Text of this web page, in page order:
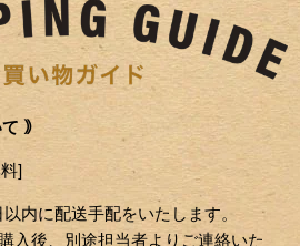
｠
]
内に配送手配をいたします。
入後、別途担当者よりご連絡いた